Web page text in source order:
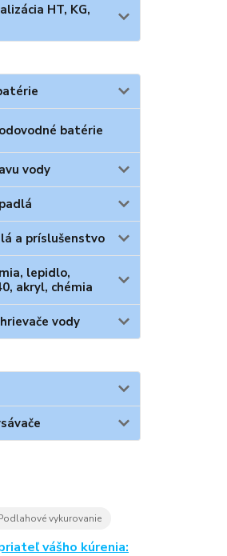
HT, KG,
batérie
vody
a príslušenstvo
lepidlo,
akryl, chémia
vody
vykurovanie
vášho kúrenia: